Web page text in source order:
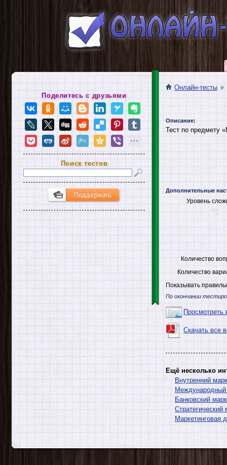
Онлайн-тесты
Описание:
Тест по предмету
Дополнительные
Уровень
Количество
Количество
Показывать
По окончании
Просмотреть
Скачать все
Ещё несколько
Внутренний
Международный
Банковский
Стратегический
Маркетинговая
Поделитесь с друзьями
Поиск тестов